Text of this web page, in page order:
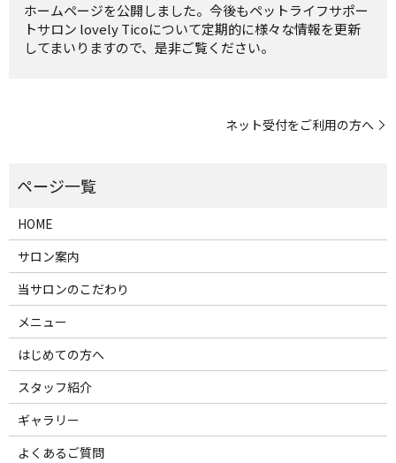
ホームページを公開しました。今後もペットライフサポー
トサロン lovely Ticoについて定期的に様々な情報を更新
してまいりますので、是非ご覧ください。
ネット受付をご利用の方へ
HOME
サロン案内
当サロンのこだわり
メニュー
はじめての方へ
スタッフ紹介
ギャラリー
よくあるご質問